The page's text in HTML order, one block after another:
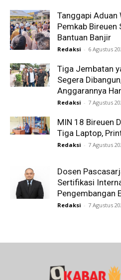
Tanggapi Aduan
Pemkab Bireuen
Bantuan Banjir
Redaksi - 6 Agustus
Tiga Jembatan
Segera
Anggarannya
Redaksi - 7 Agustus
MIN 18 Bireuen
Tiga Laptop,
Redaksi - 7 Agustus
Dosen
Sertifikasi
Pengembangan
Redaksi - 7 Agustus